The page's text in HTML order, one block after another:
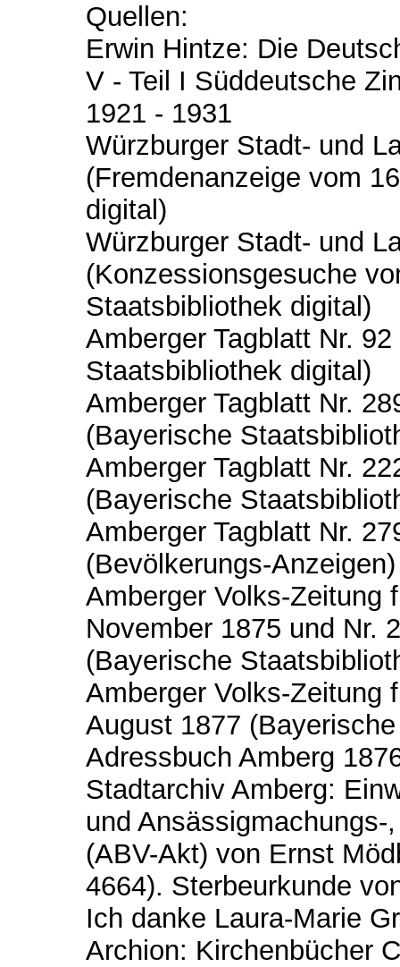
Quellen:
Erwin Hintze: Die
V - Teil I Süddeutsche
1921 - 1931
Würzburger Stadt- und
(Fremdenanzeige vom
digital)
Würzburger Stadt- und
(Konzessionsgesuche
Staatsbibliothek digital)
Amberger Tagblatt Nr.
Staatsbibliothek digital)
Amberger Tagblatt Nr.
(Bayerische
Amberger Tagblatt Nr.
(Bayerische
Amberger Tagblatt Nr.
(Bevölkerungs-
Amberger Volks-Zeitung
November 1875 und Nr.
(Bayerische
Amberger Volks-Zeitung
August 1877
Adressbuch Amberg
Stadtarchiv Amberg:
und
(ABV-Akt) von Ernst
4664). Sterbeurkunde
Ich danke Laura-Marie
Archion: Kirchenbücher